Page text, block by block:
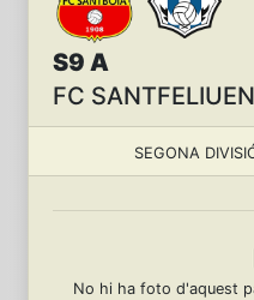
S9 A
FC
SEGONA
No hi ha foto d'aquest